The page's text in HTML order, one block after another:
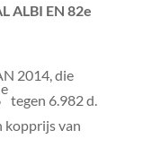
ALBI EN 82e
2014, die
e
tegen 6.982 d.
kopprijs van